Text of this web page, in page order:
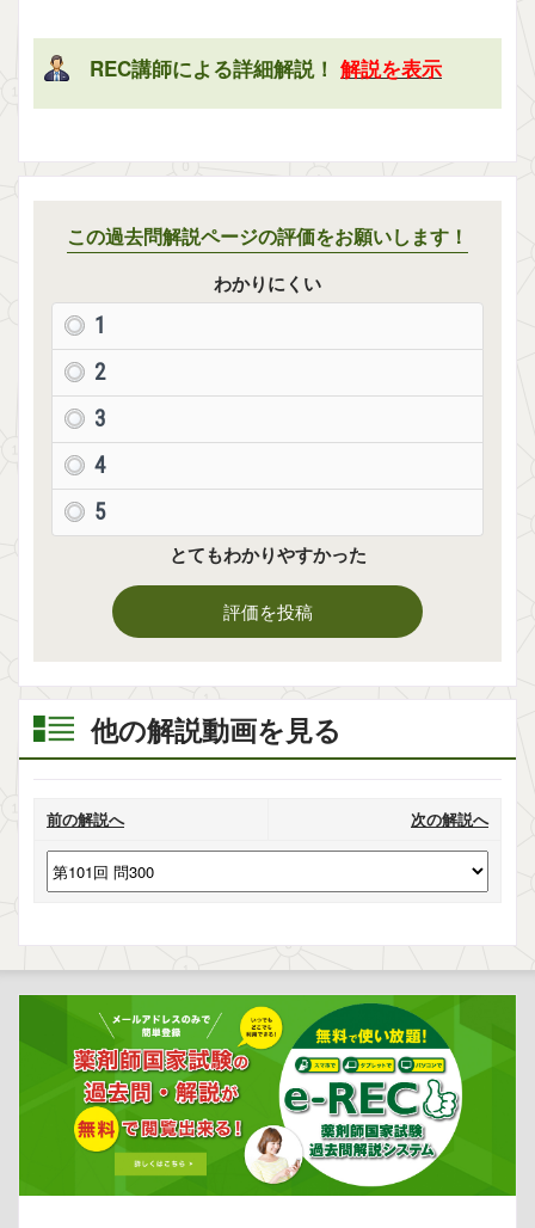
REC講師による詳細解説！ 解説を表示
この過去問解説ページの評価をお願いします！
わかりにくい
1
2
3
4
5
とてもわかりやすかった
評価を投稿
他の解説動画を見る
前の解説へ 次の解説へ